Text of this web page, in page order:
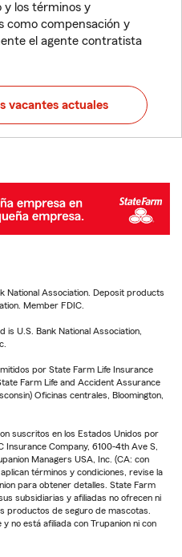
y los términos y
como compensación y
el agente contratista
vacantes actuales
National Association. Deposit products
Member FDIC.
U.S. Bank National Association,
por State Farm Life Insurance
Farm Life and Accident Assurance
Oficinas centrales, Bloomington,
suscritos en los Estados Unidos por
Insurance Company, 6100-4th Ave S,
Managers USA, Inc. (CA: con
términos y condiciones, revise la
para obtener detalles. State Farm
subsidiarias y afiliadas no ofrecen ni
productos de seguro de mascotas.
no está afiliada con Trupanion ni con